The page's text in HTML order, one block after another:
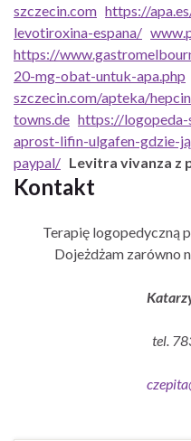
szczecin.com https://
levotiroxina-espana/
https://
20-mg-obat-untuk-apa.php
szczecin.com/apteka/
towns.de https://logopeda-
aprost-lifin-ulgafen-gdzie-
paypal/ Levitra vivanza z
Kontakt
Terapię logopedyczną
Dojeżdżam zarówno
tel.